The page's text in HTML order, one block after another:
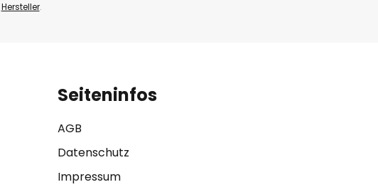
Hersteller.
Seiteninfos
AGB
Datenschutz
Impressum